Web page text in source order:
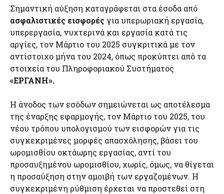
Σημαντική αύξηση καταγράφεται στα έσοδα από
ασφαλιστικές εισφορέςγια υπερωριακή εργασία,
υπερεργασία, νυχτερινά και εργασία κατά τις
αργίες, τον Μάρτιο του 2025 συγκριτικά με τον
αντίστοιχο μήνα του 2024, όπως προκύπτει από τα
στοιχεία του Πληροφοριακού Συστήματος
«ΕΡΓΑΝΗ».
Η άνοδος των εσόδων σημειώνεται ως αποτέλεσμα
της έναρξης εφαρμογής, τον Μάρτιο του 2025, του
νέου τρόπου υπολογισμού των εισφορών για τις
συγκεκριμένες μορφές απασχόλησης, βάσει του
ωρομισθίου οκτάωρης εργασίας, αντί του
προσαυξημένου ωρομισθίου, χωρίς, όμως, να θίγεται
η προσαύξηση στην αμοιβή των εργαζομένων. Η
συγκεκριμένη ρύθμιση έρχεται να προστεθεί στη